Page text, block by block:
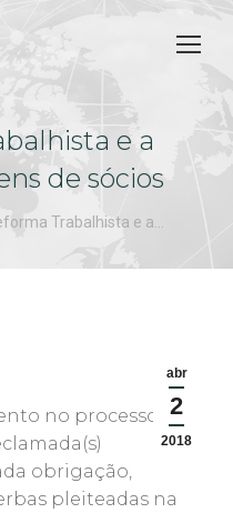
e a
de sócios
Trabalhista e a…
abr
2
2018
no processo
obrigação,
pleiteadas na